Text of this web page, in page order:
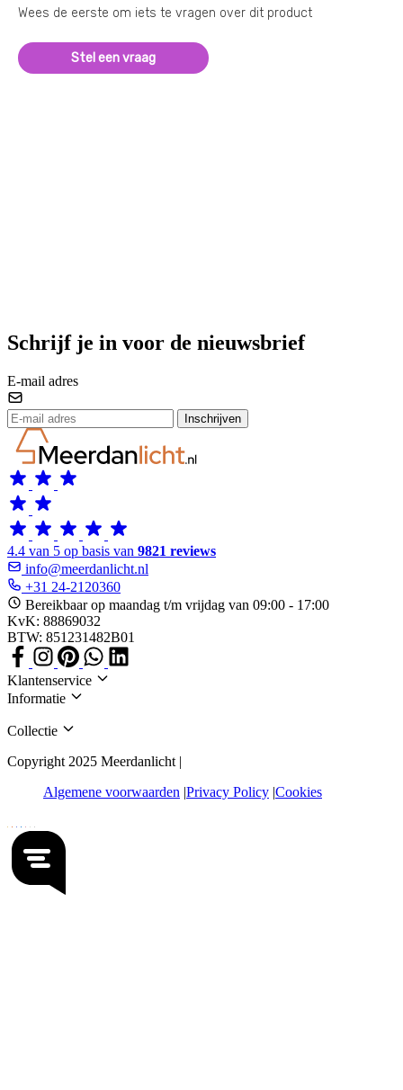
Wees de eerste om iets te vragen over dit product
Stel een vraag
Schrijf je in voor de nieuwsbrief
E-mail adres
Inschrijven
4.4 van 5 op basis van 9821 reviews
info@meerdanlicht.nl
+31 24-2120360
Bereikbaar op maandag t/m vrijdag van 09:00 - 17:00
KvK: 88869032
BTW: 851231482B01
Klantenservice
Informatie
Collectie
Copyright 2025 Meerdanlicht |
Algemene voorwaarden Privacy Policy Cookies